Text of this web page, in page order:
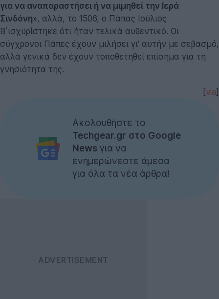
για να αναπαραστήσει ή να μιμηθεί την Ιερά
Σινδόνη», αλλά, το 1506, ο Πάπας Ιούλιος
Β΄ισχυρίστηκε ότι ήταν τελικά αυθεντικό. Οι
σύγχρονοι Πάπες έχουν μιλήσει γι' αυτήν με σεβασμό,
αλλά γενικά δεν έχουν τοποθετηθεί επίσημα για τη
γνησιότητα της.
[via]
Ακολουθήστε το
Techgear.gr στο Google
News για να
ενημερώνεστε άμεσα
για όλα τα νέα άρθρα!